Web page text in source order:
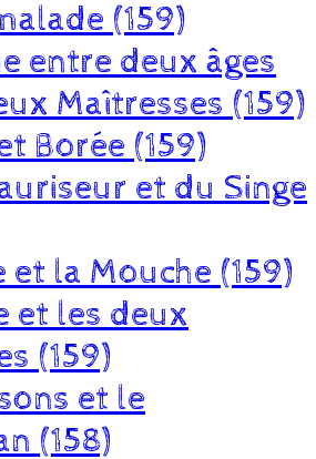
(159)
entre deux âges
Maîtresses (159)
Borée (159)
et du Singe
et la Mouche (159)
et les deux
(159)
et le
(158)